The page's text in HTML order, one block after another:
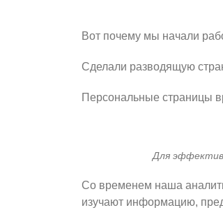
Вот почему мы начали
Сделали разводящую
Персональные страницы
Для
Со временем наша
изучают информацию,